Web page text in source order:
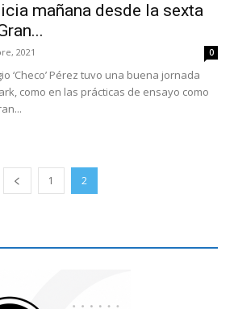
mañana desde la sexta
2021 0
‘Checo’ Pérez tuvo una buena jornada
como en las prácticas de ensayo como
1 2